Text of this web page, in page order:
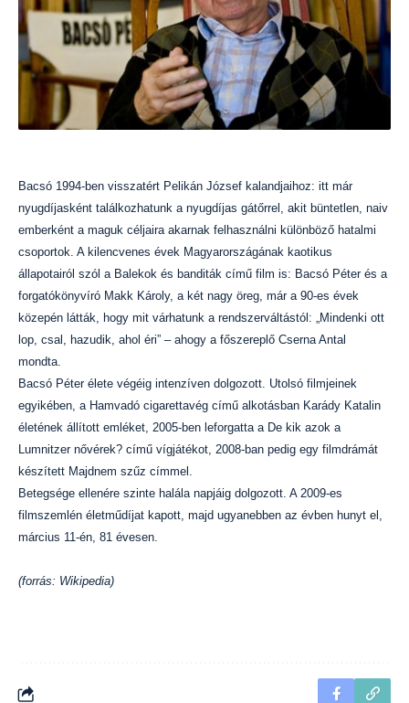
Bacsó 1994-ben visszatért Pelikán József kalandjaihoz: itt már
nyugdíjasként találkozhatunk a nyugdíjas gátőrrel, akit büntetlen, naiv
emberként a maguk céljaira akarnak felhasználni különböző hatalmi
csoportok. A kilencvenes évek Magyarországának kaotikus
állapotairól szól a Balekok és banditák című film is: Bacsó Péter és a
forgatókönyvíró Makk Károly, a két nagy öreg, már a 90-es évek
közepén látták, hogy mit várhatunk a rendszerváltástól: „Mindenki ott
lop, csal, hazudik, ahol éri” – ahogy a főszereplő Cserna Antal
mondta.
Bacsó Péter élete végéig intenzíven dolgozott. Utolsó filmjeinek
egyikében, a Hamvadó cigarettavég című alkotásban Karády Katalin
életének állított emléket, 2005-ben leforgatta a De kik azok a
Lumnitzer nővérek? című vígjátékot, 2008-ban pedig egy filmdrámát
készített Majdnem szűz címmel.
Betegsége ellenére szinte halála napjáig dolgozott. A 2009-es
filmszemlén életműdíjat kapott, majd ugyanebben az évben hunyt el,
március 11-én, 81 évesen.
(forrás: Wikipedia)